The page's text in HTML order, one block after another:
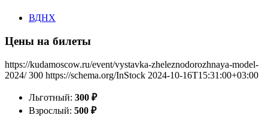
ВДНХ
Цены на билеты
https://kudamoscow.ru/event/vystavka-zheleznodorozhnaya-model-
2024/ 300 https://schema.org/InStock 2024-10-16T15:31:00+03:00
Льготный: 300 ₽
Взрослый: 500 ₽